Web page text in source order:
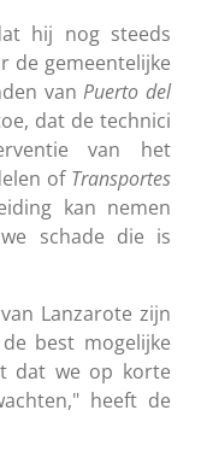
hij nog steeds
de gemeentelijke
vanPuerto del
dat de technici
van het
of Transportes
kan nemen
schade die is
Lanzarote zijn
best mogelijke
dat we op korte
heeft de